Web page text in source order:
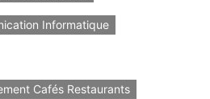
Informatique
Cafés Restaurants